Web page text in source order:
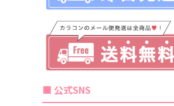
■ 公式SNS
3箱同時購入で1箱分無料！